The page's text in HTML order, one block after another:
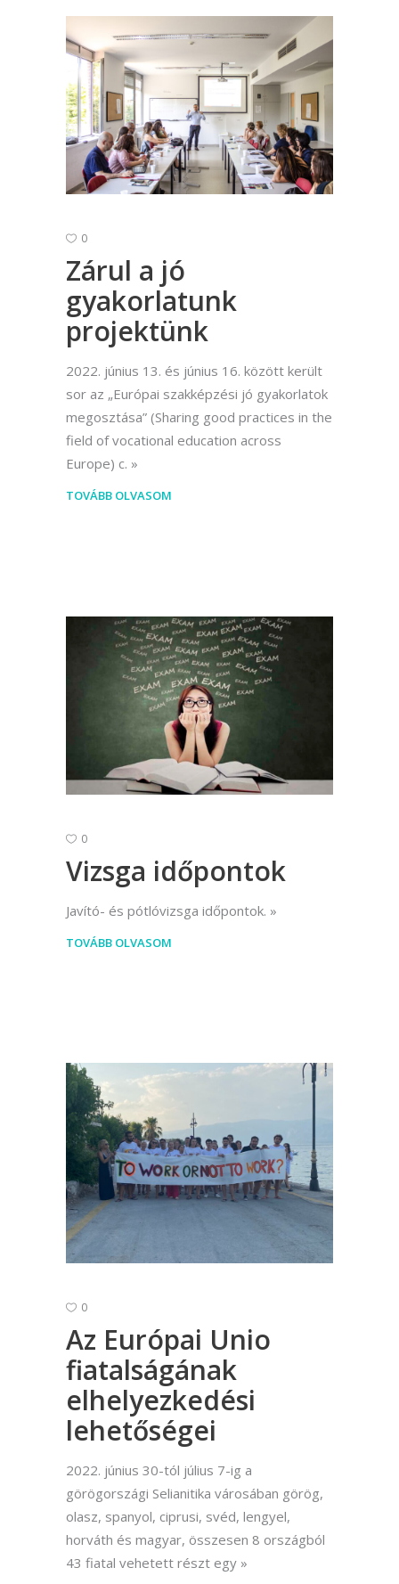
0
Zárul a jó
gyakorlatunk
projektünk
2022. június 13. és június 16. között került
sor az „Európai szakképzési jó gyakorlatok
megosztása” (Sharing good practices in the
field of vocational education across
Europe) c.
TOVÁBB OLVASOM
0
Vizsga időpontok
Javító- és pótlóvizsga időpontok.
TOVÁBB OLVASOM
0
Az Európai Unio
fiatalságának
elhelyezkedési
lehetőségei
2022. június 30-tól július 7-ig a
görögországi Selianitika városában görög,
olasz, spanyol, ciprusi, svéd, lengyel,
horváth és magyar, összesen 8 országból
43 fiatal vehetett részt egy